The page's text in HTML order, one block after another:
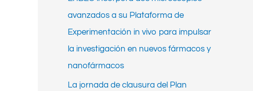
avanzados a su Plataforma de
Experimentación in vivo para impulsar
la investigación en nuevos fármacos y
nanofármacos
La jornada de clausura del Plan